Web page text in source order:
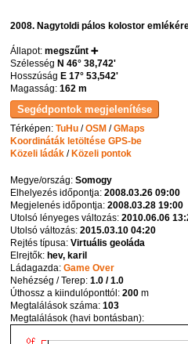
2008. Nagytoldi pálos kolostor
Állapot:megszűnt ➕
Szélesség N 46° 38,742'
Hosszúság E 17° 53,542'
Magasság:162 m
Térképen:TuHu /OSM /GMaps
Koordináták letöltése GPS-be
Közeli ládák / Közeli pontok
Megye/ország:Somogy
Elhelyezés időpontja:2008.03.26 09:00
Megjelenés időpontja:2008.03.28 19:00
Utolsó lényeges változás:2010.06.06
Utolsó változás:2015.03.10 04:20
Rejtés típusa:Virtuális geoláda
Elrejtők: hev, karil
Ládagazda:Game Over
Nehézség / Terep:1.0 / 1.0
Úthossz a kiindulóponttól:200 m
Megtalálások száma:103
Megtalálások (havi bontásban):